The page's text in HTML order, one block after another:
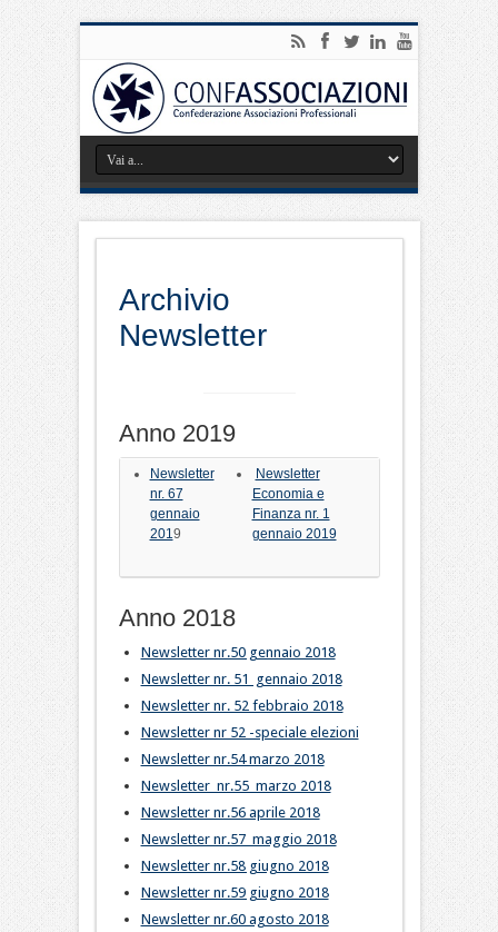
Archivio
Newsletter
Anno 2019
Newsletter
nr. 67
gennaio
201 9
Newsletter
Economia e
Finanza nr. 1
gennaio 2019
Anno 2018
Newsletter nr.50 gennaio 2018
Newsletter nr. 51 gennaio 2018
Newsletter nr. 52 febbraio 2018
Newsletter nr 52 -speciale elezioni
Newsletter nr.54 marzo 2018
Newsletter nr.55 marzo 2018
Newsletter nr.56 aprile 2018
Newsletter nr.57 maggio 2018
Newsletter nr.58 giugno 2018
Newsletter nr.59 giugno 2018
Newsletter nr.60 agosto 2018